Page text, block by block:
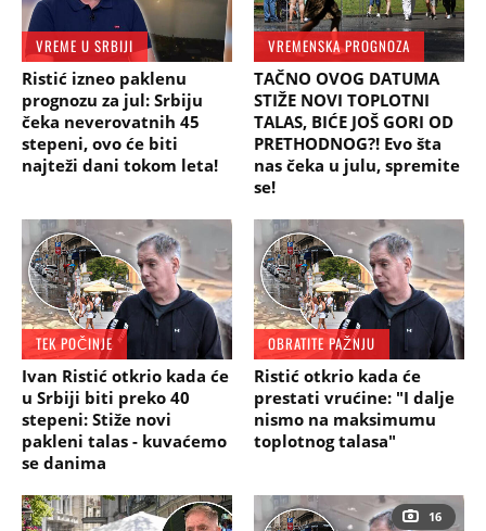
VREME U SRBIJI
Ristić izneo paklenu
prognozu za jul: Srbiju
čeka neverovatnih 45
stepeni, ovo će biti
najteži dani tokom leta!
VREMENSKA PROGNOZA
TAČNO OVOG DATUMA
STIŽE NOVI TOPLOTNI
TALAS, BIĆE JOŠ GORI OD
PRETHODNOG?! Evo šta
nas čeka u julu, spremite
se!
TEK POČINJE
Ivan Ristić otkrio kada će
u Srbiji biti preko 40
stepeni: Stiže novi
pakleni talas - kuvaćemo
se danima
OBRATITE PAŽNJU
Ristić otkrio kada će
prestati vrućine: "I dalje
nismo na maksimumu
toplotnog talasa"
16